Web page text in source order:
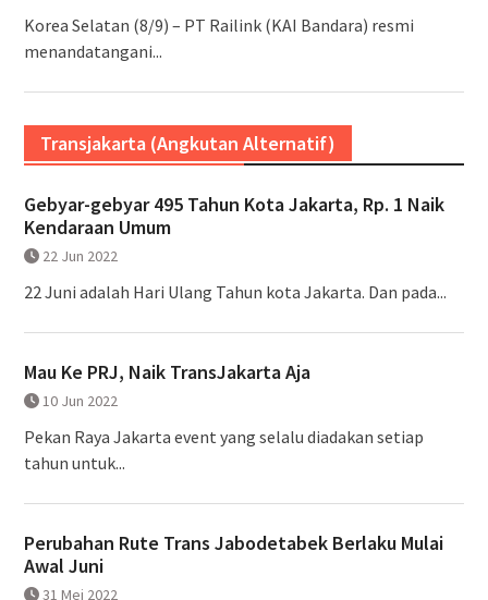
Korea Selatan (8/9) – PT Railink (KAI Bandara) resmi
menandatangani...
Transjakarta (Angkutan Alternatif)
Gebyar-gebyar 495 Tahun Kota Jakarta, Rp. 1 Naik
Kendaraan Umum
22 Jun 2022
22 Juni adalah Hari Ulang Tahun kota Jakarta. Dan pada...
Mau Ke PRJ, Naik TransJakarta Aja
10 Jun 2022
Pekan Raya Jakarta event yang selalu diadakan setiap
tahun untuk...
Perubahan Rute Trans Jabodetabek Berlaku Mulai
Awal Juni
31 Mei 2022